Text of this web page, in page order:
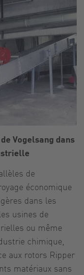
de
économique
dans les
usines de
ou même
chimique,
aux rotors Ripper
matériaux sans
Vogelsang dans